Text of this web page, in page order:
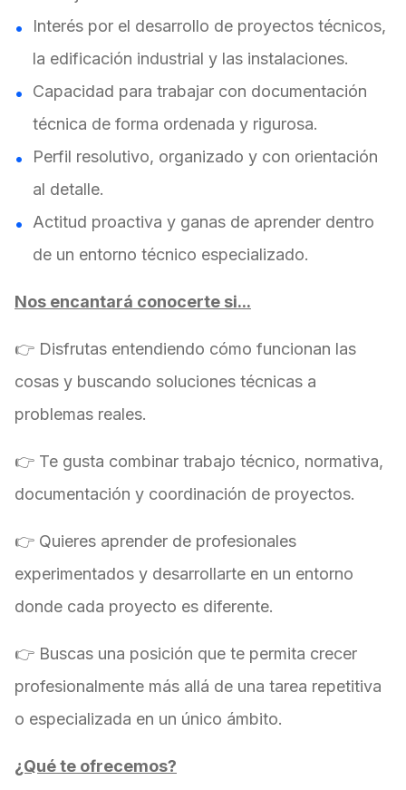
Interés por el desarrollo de proyectos técnicos,
la edificación industrial y las instalaciones.
Capacidad para trabajar con documentación
técnica de forma ordenada y rigurosa.
Perfil resolutivo, organizado y con orientación
al detalle.
Actitud proactiva y ganas de aprender dentro
de un entorno técnico especializado.
Nos encantará conocerte si...
👉 Disfrutas entendiendo cómo funcionan las
cosas y buscando soluciones técnicas a
problemas reales.
👉 Te gusta combinar trabajo técnico, normativa,
documentación y coordinación de proyectos.
👉 Quieres aprender de profesionales
experimentados y desarrollarte en un entorno
donde cada proyecto es diferente.
👉 Buscas una posición que te permita crecer
profesionalmente más allá de una tarea repetitiva
o especializada en un único ámbito.
¿Qué te ofrecemos?